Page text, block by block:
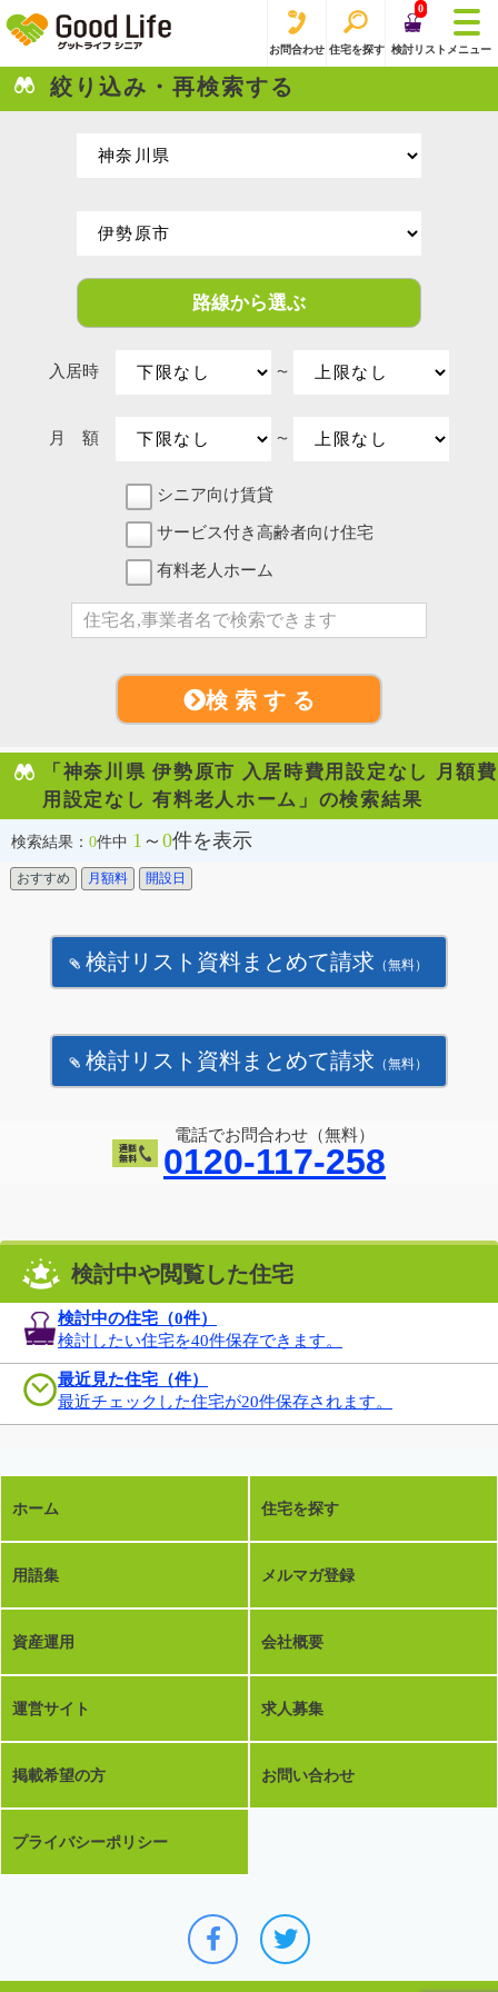
お問合わせ 住宅を探す
0
検討リスト メニュー
絞り込み・再検索する
路線から選ぶ
入居時 〜
月 額 〜
シニア向け賃貸
サービス付き高齢者向け住宅
有料老人ホーム
検 索 す る
「神奈川県 伊勢原市 入居時費用設定なし 月額費
用設定なし 有料老人ホーム」の検索結果
検索結果： 0件中 1 ～ 0件を表示
おすすめ 月額料 開設日
検討リスト資料まとめて請求 （無料）
検討リスト資料まとめて請求 （無料）
電話でお問合わせ（無料）
0120-117-258
検討中や閲覧した住宅
検討中の住宅（0件）
検討したい住宅を40件保存できます。
最近見た住宅（件）
最近チェックした住宅が20件保存されます。
ホーム 住宅を探す
用語集 メルマガ登録
資産運用 会社概要
運営サイト 求人募集
掲載希望の方 お問い合わせ
プライバシーポリシー